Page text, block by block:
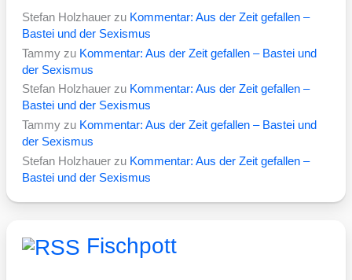
Stefan Holzhauer zu Kommentar: Aus der Zeit gefallen –
Bastei und der Sexismus
Tammy zu Kommentar: Aus der Zeit gefallen – Bastei und
der Sexismus
Stefan Holzhauer zu Kommentar: Aus der Zeit gefallen –
Bastei und der Sexismus
Tammy zu Kommentar: Aus der Zeit gefallen – Bastei und
der Sexismus
Stefan Holzhauer zu Kommentar: Aus der Zeit gefallen –
Bastei und der Sexismus
Fischpott